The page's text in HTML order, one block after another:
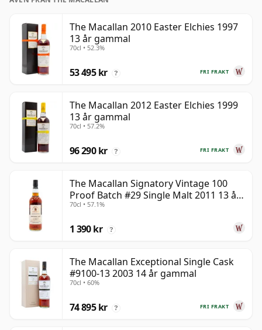
The Macallan 2010 Easter Elchies 1997
13 år gammal
70cl • 52.3%
FRI FRAKT
53 495 kr ?
The Macallan 2012 Easter Elchies 1999
13 år gammal
70cl • 57.2%
FRI FRAKT
96 290 kr ?
The Macallan Signatory Vintage 100
Proof Batch #29 Single Malt 2011 13 år
gammal
70cl • 57.1%
1 390 kr ?
The Macallan Exceptional Single Cask
#9100-13 2003 14 år gammal
70cl • 60%
FRI FRAKT
74 895 kr ?